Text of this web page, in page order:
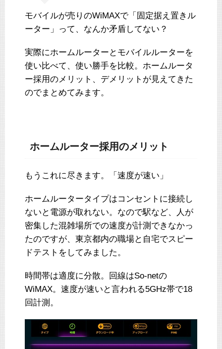
モバイルが売りのWiMAXで「固定据え置きル
ーター」って、なんか矛盾してない？
実際にホームルーターとモバイルルーターを
使い比べて、使い勝手を比較。ホームルータ
ー採用のメリット、デメリットが見えてきた
のでまとめてみます。
ホームルーター採用のメリット
もうこれに尽きます。「速度が速い」
ホームルータータイプはコンセントに接続し
ないと電源が取れない。なので駅など、人が
密集した混雑場所での速度が計測できなかっ
たのですが、東京都内の職場と自宅でスピー
ドテストをしてみました。
時間帯は適度に分散。回線はSo-netの
WiMAX。速度が速いと言われる5GHz帯で18
回計測。